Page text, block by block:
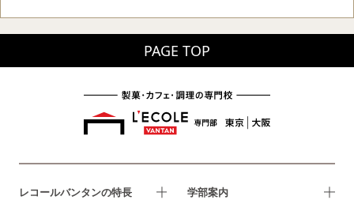
PAGE TOP
レコールバンタンの特長 学部案内